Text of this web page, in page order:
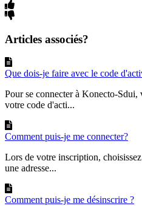
Articles associés?
Que dois-je faire avec le code
Pour se connecter à Konecto-
votre code d'acti...
Comment puis-je me connecter?
Lors de votre inscription,
une adresse...
Comment puis-je me désinscrire ?